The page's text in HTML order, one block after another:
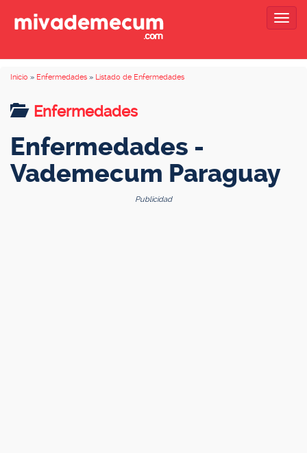
Inicio » Enfermedades » Listado de Enfermedades
Enfermedades
Enfermedades -
Vademecum Paraguay
Publicidad